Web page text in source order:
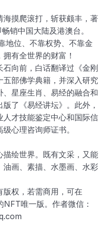
摸爬滚打，斩获颇丰，著
销中国大陆及港澳台。
地位、不靠权势、不靠金
有全世界的财富！
向前，白话翻译过《金刚
部佛学典籍，并深入研究
星座生肖、易经的融合和
了《易经讲坛》。此外，
才技能鉴定中心和国际信
心理咨询师证书。
绘世界。既有文采，又能
画、素描、水墨画、水彩
版权，若需商用，可在
唯一版。作者微信：